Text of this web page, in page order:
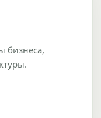
бизнеса,